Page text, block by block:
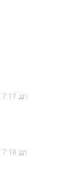
7:17 дп
7:18 дп